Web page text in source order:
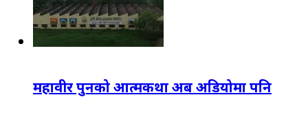
महावीर पुनको आत्मकथा अब अडियोमा पनि